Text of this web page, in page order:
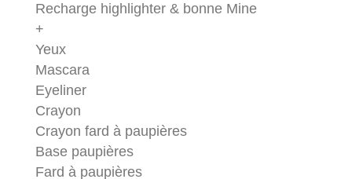
Recharge highlighter & bonne Mine
+
Yeux
Mascara
Eyeliner
Crayon
Crayon fard à paupières
Base paupières
Fard à paupières